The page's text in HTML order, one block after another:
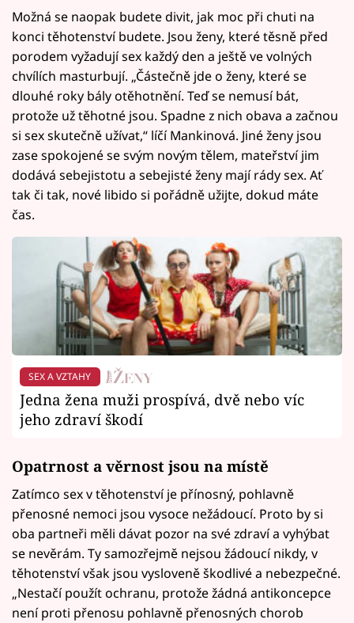
Možná se naopak budete divit, jak moc při chuti na
konci těhotenství budete. Jsou ženy, které těsně před
porodem vyžadují sex každý den a ještě ve volných
chvílích masturbují. „Částečně jde o ženy, které se
dlouhé roky bály otěhotnění. Teď se nemusí bát,
protože už těhotné jsou. Spadne z nich obava a začnou
si sex skutečně užívat,“ líčí Mankinová. Jiné ženy jsou
zase spokojené se svým novým tělem, mateřství jim
dodává sebejistotu a sebejisté ženy mají rády sex. Ať
tak či tak, nové libido si pořádně užijte, dokud máte
čas.
SEX A VZTAHY
Jedna žena muži prospívá, dvě nebo víc
jeho zdraví škodí
Opatrnost a věrnost jsou na místě
Zatímco sex v těhotenství je přínosný, pohlavně
přenosné nemoci jsou vysoce nežádoucí. Proto by si
oba partneři měli dávat pozor na své zdraví a vyhýbat
se nevěrám. Ty samozřejmě nejsou žádoucí nikdy, v
těhotenství však jsou vysloveně škodlivé a nebezpečné.
„Nestačí použít ochranu, protože žádná antikoncepce
není proti přenosu pohlavně přenosných chorob